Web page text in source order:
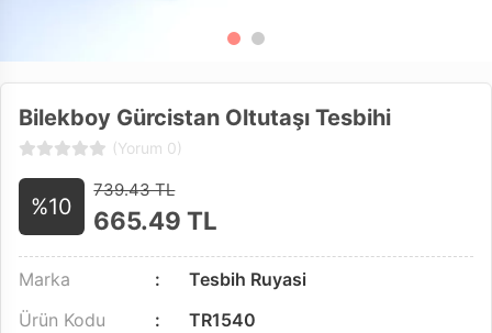
Bilekboy Gürcistan Oltutaşı Tesbihi
(Yorum 0)
%10
739.43 TL
665.49 TL
Marka
Tesbih Ruyasi
Ürün Kodu
TR1540